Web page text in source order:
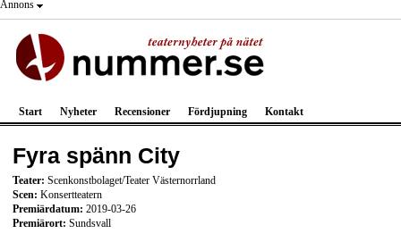
Annons
Start Nyheter Recensioner Fördjupning Kontakt
Fyra spänn City
Teater: Scenkonstbolaget/Teater Västernorrland
Scen: Konsertteatern
Premiärdatum: 2019-03-26
Premiärort: Sundsvall